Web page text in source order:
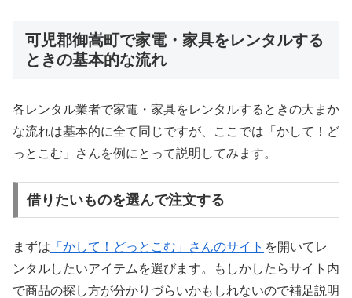
可児郡御嵩町で家電・家具をレンタルする
ときの基本的な流れ
各レンタル業者で家電・家具をレンタルするときの大まか
な流れは基本的に全て同じですが、ここでは「かして！ど
っとこむ」さんを例にとって説明してみます。
借りたいものを選んで注文する
まずは 「かして！どっとこむ」さんのサイト を開いてレ
ンタルしたいアイテムを選びます。もしかしたらサイト内
で商品の探し方が分かりづらいかもしれないので補足説明